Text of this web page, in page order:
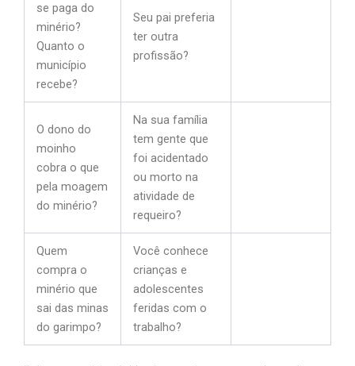
se paga do
minério?
Quanto o
município
recebe?
Seu pai preferia
ter outra
profissão?
O dono do
moinho
cobra o que
pela moagem
do minério?
Na sua família
tem gente que
foi acidentado
ou morto na
atividade de
requeiro?
Quem
compra o
minério que
sai das minas
do garimpo?
Você conhece
crianças e
adolescentes
feridas com o
trabalho?